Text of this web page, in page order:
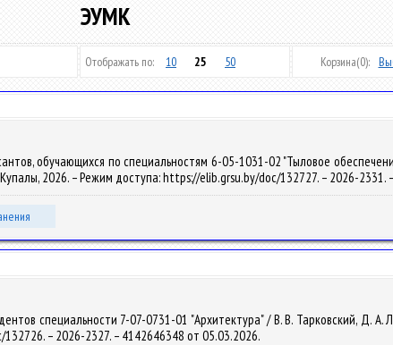
ЭУМК
Отображать по: 10 25 50 Корзина(0):
обучающихся по специальностям 6-05-1031-02 "Тыловое
Купалы, 2026. – Режим доступа: https://elib.grsu.by/doc/132727. – 2026-
специальности 7-07-0731-01 "Архитектура" / В. В. Тарковский, Д. А.
– 2026-2327. – 4142646348 от 05.03.2026.